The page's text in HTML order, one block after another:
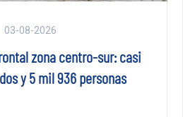
03-08-2026
zona centro-sur: casi
y 5 mil 936 personas